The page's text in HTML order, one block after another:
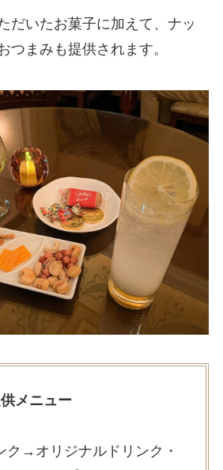
だいたお菓子に加えて、ナッ
つまみも提供されます。
メニュー
ク→オリジナルドリンク・